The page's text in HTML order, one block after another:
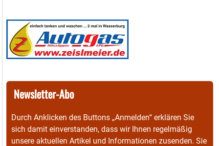
Newsletter-Abo
Durch Anklicken des Buttons „Anmelden“ erklären Sie
sich damit einverstanden, dass wir Ihnen regelmäßig
unsere aktuellen Artikel und Informationen zusenden. Sie